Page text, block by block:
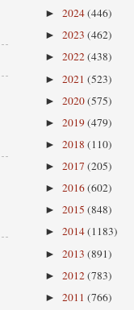
► 2024(446)
► 2023 (462)
► 2022(438)
► 2021 (523)
► 2020(575)
► 2019(479)
► 2018 (110)
► 2017 (205)
► 2016(602)
► 2015 (848)
► 2014(1183)
► 2013 (891)
► 2012(783)
► 2011 (766)